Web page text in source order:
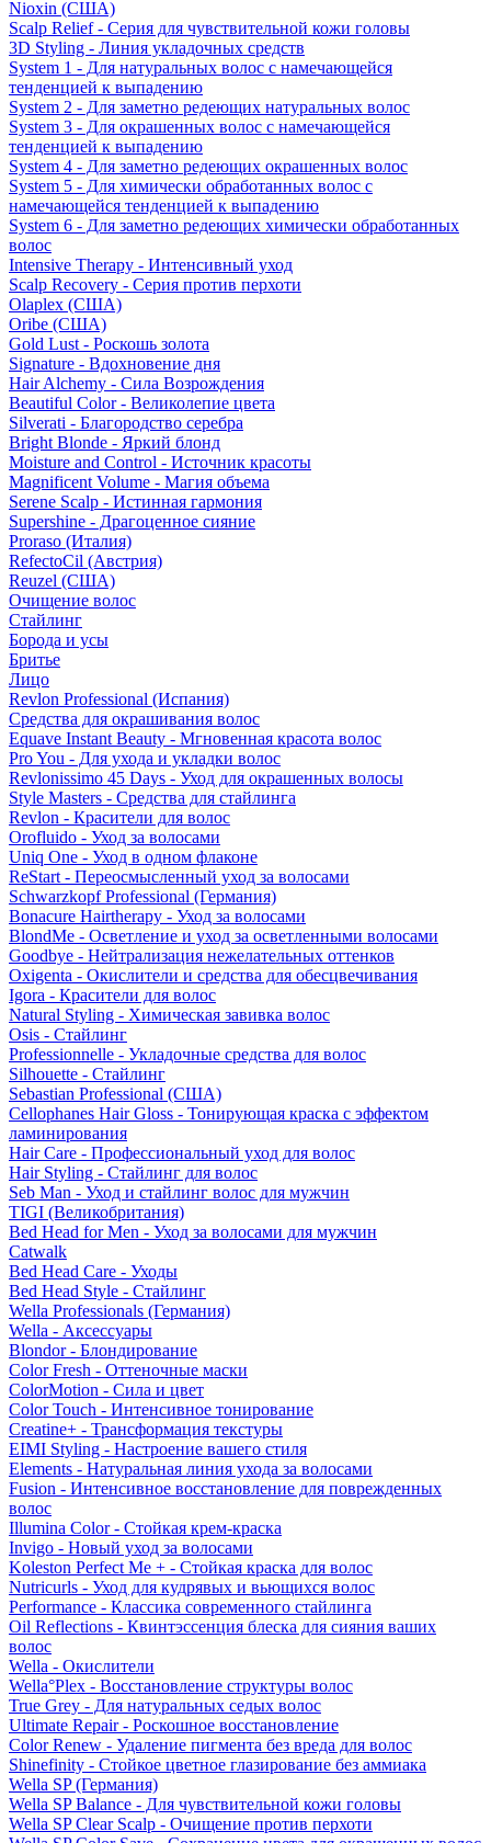
Nioxin (США)
Scalp Relief - Серия для чувствительной кожи головы
3D Styling - Линия укладочных средств
System 1 - Для натуральных волос с намечающейся
тенденцией к выпадению
System 2 - Для заметно редеющих натуральных волос
System 3 - Для окрашенных волос с намечающейся
тенденцией к выпадению
System 4 - Для заметно редеющих окрашенных волос
System 5 - Для химически обработанных волос с
намечающейся тенденцией к выпадению
System 6 - Для заметно редеющих химически обработанных
волос
Intensive Therapy - Интенсивный уход
Scalp Recovery - Серия против перхоти
Olaplex (США)
Oribe (США)
Gold Lust - Роскошь золота
Signature - Вдохновение дня
Hair Alchemy - Сила Возрождения
Beautiful Color - Великолепие цвета
Silverati - Благородство серебра
Bright Blonde - Яркий блонд
Moisture and Control - Источник красоты
Magnificent Volume - Магия объема
Serene Scalp - Истинная гармония
Supershine - Драгоценное сияние
Proraso (Италия)
RefectoCil (Австрия)
Reuzel (США)
Очищение волос
Стайлинг
Борода и усы
Бритье
Лицо
Revlon Professional (Испания)
Средства для окрашивания волос
Equave Instant Beauty - Мгновенная красота волос
Pro You - Для ухода и укладки волос
Revlonissimo 45 Days - Уход для окрашенных волосы
Style Masters - Средства для стайлинга
Revlon - Красители для волос
Orofluido - Уход за волосами
Uniq One - Уход в одном флаконе
ReStart - Переосмысленный уход за волосами
Schwarzkopf Professional (Германия)
Bonacure Hairtherapy - Уход за волосами
BlondMe - Осветление и уход за осветленными волосами
Goodbye - Нейтрализация нежелательных оттенков
Oxigenta - Окислители и средства для обесцвечивания
Igora - Красители для волос
Natural Styling - Химическая завивка волос
Osis - Стайлинг
Professionnelle - Укладочные средства для волос
Silhouette - Стайлинг
Sebastian Professional (США)
Cellophanes Hair Gloss - Тонирующая краска с эффектом
ламинирования
Hair Care - Профессиональный уход для волос
Hair Styling - Стайлинг для волос
Seb Man - Уход и стайлинг волос для мужчин
TIGI (Великобритания)
Bed Head for Men - Уход за волосами для мужчин
Catwalk
Bed Head Care - Уходы
Bed Head Style - Стайлинг
Wella Professionals (Германия)
Wella - Аксессуары
Blondor - Блондирование
Color Fresh - Оттеночные маски
ColorMotion - Сила и цвет
Color Touch - Интенсивное тонирование
Creatine+ - Трансформация текстуры
EIMI Styling - Настроение вашего стиля
Elements - Натуральная линия ухода за волосами
Fusion - Интенсивное восстановление для поврежденных
волос
Illumina Color - Стойкая крем-краска
Invigo - Новый уход за волосами
Koleston Perfect Me + - Стойкая краска для волос
Nutricurls - Уход для кудрявых и вьющихся волос
Performance - Классика современного стайлинга
Oil Reflections - Квинтэссенция блеска для сияния ваших
волос
Wella - Окислители
Wella°Plex - Восстановление структуры волос
True Grey - Для натуральных седых волос
Ultimate Repair - Роскошное восстановление
Color Renew - Удаление пигмента без вреда для волос
Shinefinity - Стойкое цветное глазирование без аммиака
Wella SP (Германия)
Wella SP Balance - Для чувствительной кожи головы
Wella SP Clear Scalp - Очищение против перхоти